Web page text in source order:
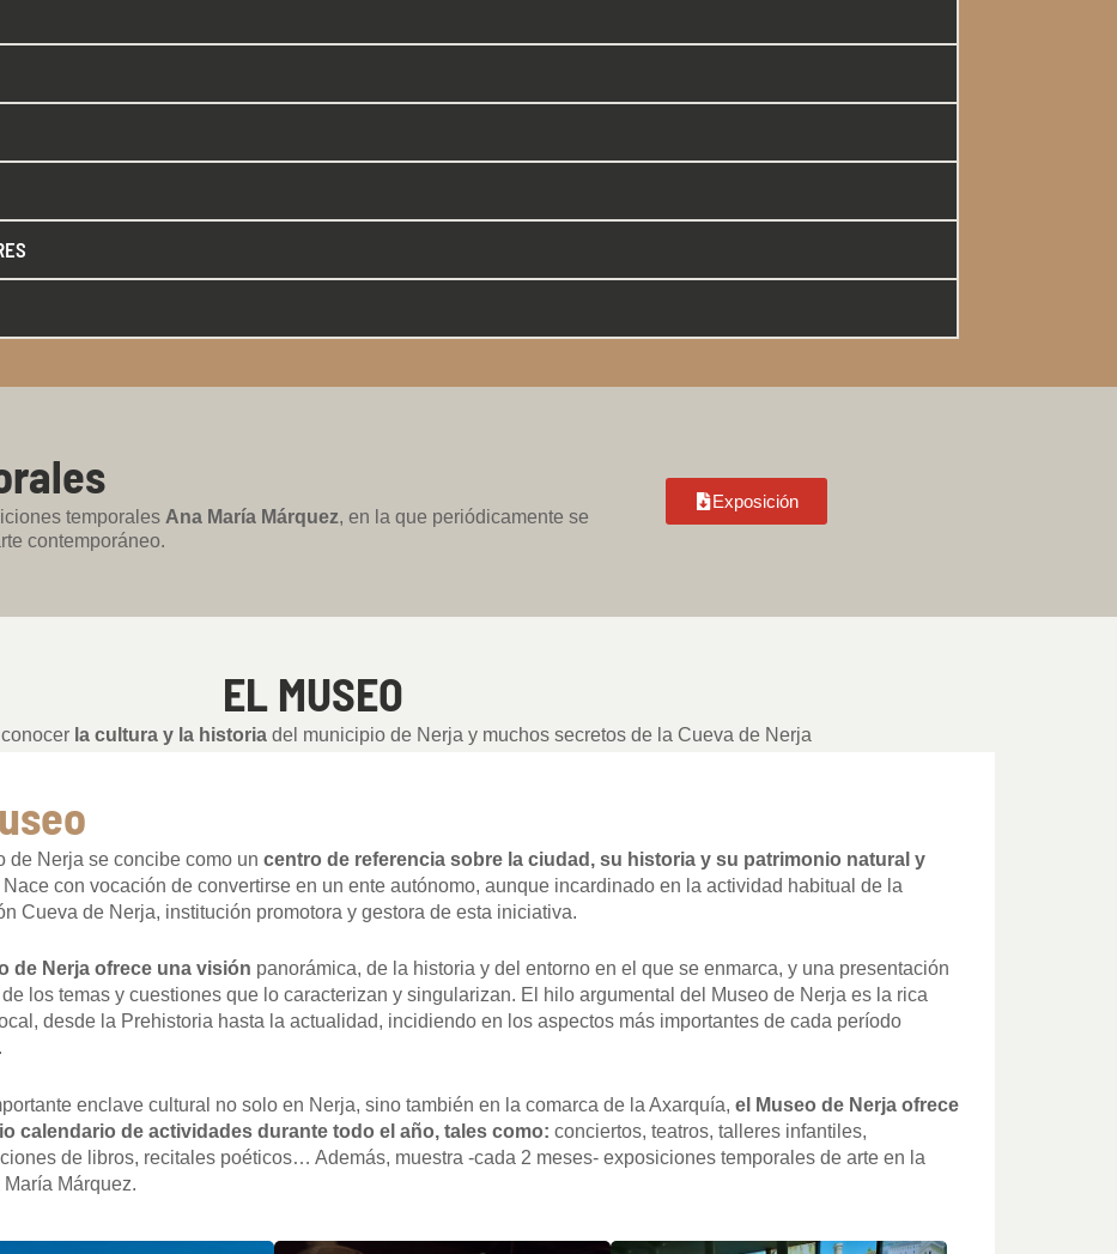
temporales Ana María Márquez, en la que periódicamente se
contemporáneo.
Exposición
EL MUSEO
la cultura y la historiadel municipio de Nerja y muchos secretos de la Cueva de Nerja
de Nerja se concibe como un centro de referencia sobre la ciudad, su historia y su patrimonio natural y
Nace con vocación de convertirse en un ente autónomo, aunque incardinado en la actividad habitual de la
Cueva de Nerja, institución promotora y gestora de esta iniciativa.
de Nerja ofrece una visión panorámica, de la historia y del entorno en el que se enmarca, y una presentación
los temas y cuestiones que lo caracterizan y singularizan. El hilo argumental del Museo de Nerja es la rica
desde la Prehistoria hasta la actualidad, incidiendo en los aspectos más importantes de cada período
enclave cultural no solo en Nerja, sino también en la comarca de la Axarquía, el Museo de Nerja ofrece
calendario de actividades durante todo el año, tales como: conciertos, teatros, talleres infantiles,
de libros, recitales poéticos… Además, muestra -cada 2 meses- exposiciones temporales de arte en la
Márquez.